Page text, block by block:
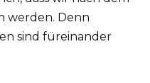
werden. Denn
sind füreinander